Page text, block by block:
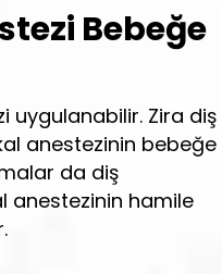
Bebeğe
uygulanabilir. Zira diş
anestezinin bebeğe
da diş
anestezinin hamile